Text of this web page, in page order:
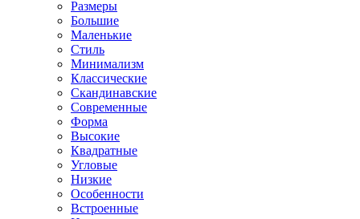
Размеры
Большие
Маленькие
Стиль
Минимализм
Классические
Скандинавские
Современные
Форма
Высокие
Квадратные
Угловые
Низкие
Особенности
Встроенные